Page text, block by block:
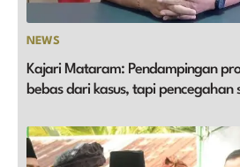
NEWS
Kajari Mataram: Pendampingan
bebas dari kasus, tapi pencegahan